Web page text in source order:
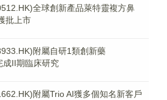
全球創新產品萊特靈複方鼻
批上市
附屬自研1類創新藥
成II期臨床研究
附屬Trio AI獲多個知名新客戶